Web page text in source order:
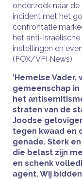
onderzoek naar
incident met het
confrontatie
het anti-
instellingen en
(FOX/VFI News)
‘Hemelse
gemeenschap in
het
straten van de
Joodse
tegen kwaad en
genade. Sterk
die belast zijn
en schenk
agent. Wij